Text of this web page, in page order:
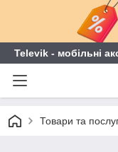
Televik - мобільні
Товари та